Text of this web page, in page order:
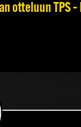
otteluun TPS